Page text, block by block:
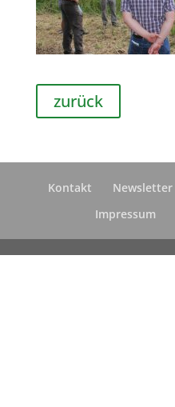
zurück
Kontakt Newsletter
Impressum